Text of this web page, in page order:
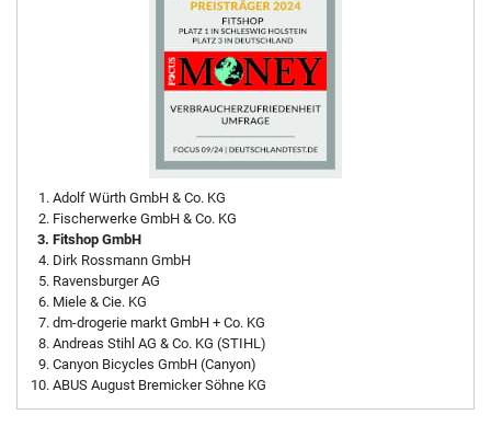
Adolf Würth GmbH & Co. KG
Fischerwerke GmbH & Co. KG
Fitshop GmbH
Dirk Rossmann GmbH
Ravensburger AG
Miele & Cie. KG
dm-drogerie markt GmbH + Co. KG
Andreas Stihl AG & Co. KG (STIHL)
Canyon Bicycles GmbH (Canyon)
ABUS August Bremicker Söhne KG